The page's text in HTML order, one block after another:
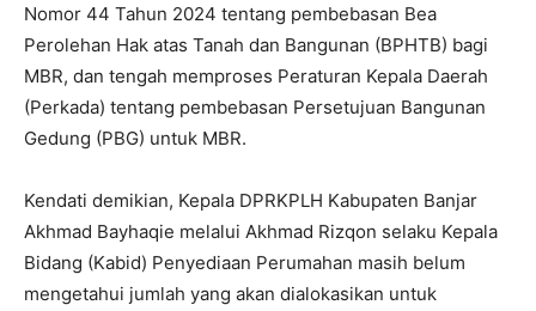
Nomor 44 Tahun 2024 tentang pembebasan Bea
Perolehan Hak atas Tanah dan Bangunan (BPHTB) bagi
MBR, dan tengah memproses Peraturan Kepala Daerah
(Perkada) tentang pembebasan Persetujuan Bangunan
Gedung (PBG) untuk MBR.
Kendati demikian, Kepala DPRKPLH Kabupaten Banjar
Akhmad Bayhaqie melalui Akhmad Rizqon selaku Kepala
Bidang (Kabid) Penyediaan Perumahan masih belum
mengetahui jumlah yang akan dialokasikan untuk